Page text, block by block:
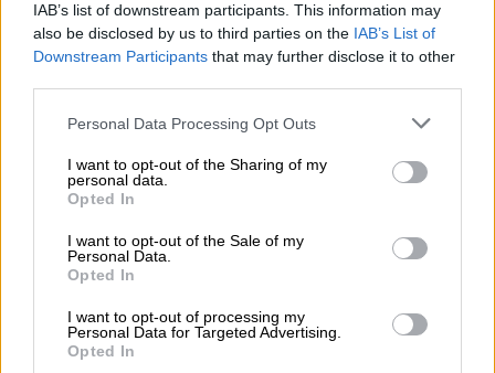
IAB’s list of downstream participants. This information may
also be disclosed by us to third parties on the IAB’s List of
Downstream Participants that may further disclose it to other
Personal Data Processing Opt Outs
I want to opt-out of the Sharing of my
personal data.
Opted In
I want to opt-out of the Sale of my
Personal Data.
Opted In
I want to opt-out of processing my
Personal Data for Targeted Advertising.
Opted In
Esperamos que Pedro Sánchez
recupere el sentido de sus palabras